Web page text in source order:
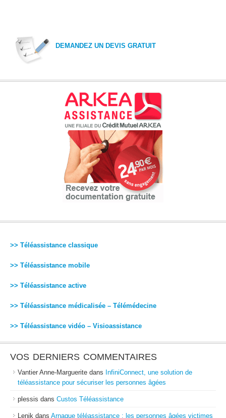
DEMANDEZ UN DEVIS GRATUIT
>> Téléassistance classique
>> Téléassistance mobile
>> Téléassistance active
>> Téléassistance médicalisée – Télémédecine
>> Téléassistance vidéo – Visioassistance
VOS DERNIERS COMMENTAIRES
Vantier Anne-Marguerite dans InfiniConnect, une solution de
téléassistance pour sécuriser les personnes âgées
plessis dans Custos Téléassistance
Lenik dans Arnaque téléassistance : les personnes âgées victimes